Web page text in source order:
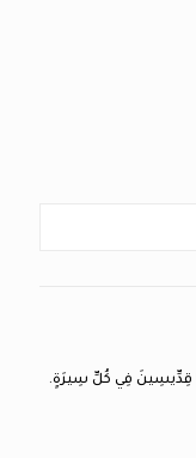
قِدِّيسِينَ فِي كُلِّ سِيرَةٍ.